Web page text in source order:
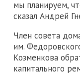
мы планируем,
сказал Андрей
Член совета
им.
Козменкова
капитального